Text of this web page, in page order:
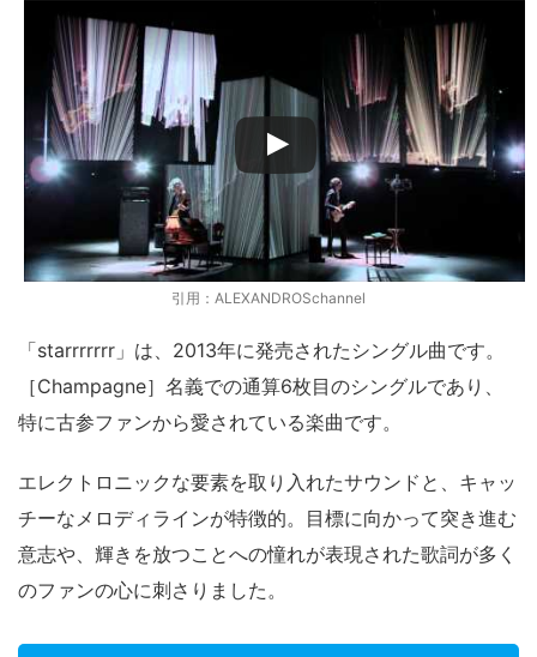
引用：ALEXANDROSchannel
「starrrrrrr」は、2013年に発売されたシングル曲です。
［Champagne］名義での通算6枚目のシングルであり、
特に古参ファンから愛されている楽曲です。
エレクトロニックな要素を取り入れたサウンドと、キャッ
チーなメロディラインが特徴的。目標に向かって突き進む
意志や、輝きを放つことへの憧れが表現された歌詞が多く
のファンの心に刺さりました。